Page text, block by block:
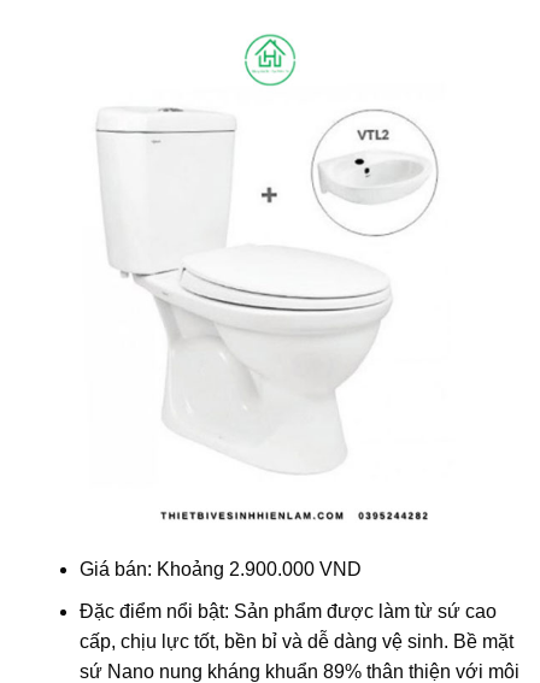
Giá bán: Khoảng 2.900.000 VND
Đặc điểm nổi bật: Sản phẩm được làm từ sứ cao
cấp, chịu lực tốt, bền bỉ và dễ dàng vệ sinh. Bề mặt
sứ Nano nung kháng khuẩn 89% thân thiện với môi